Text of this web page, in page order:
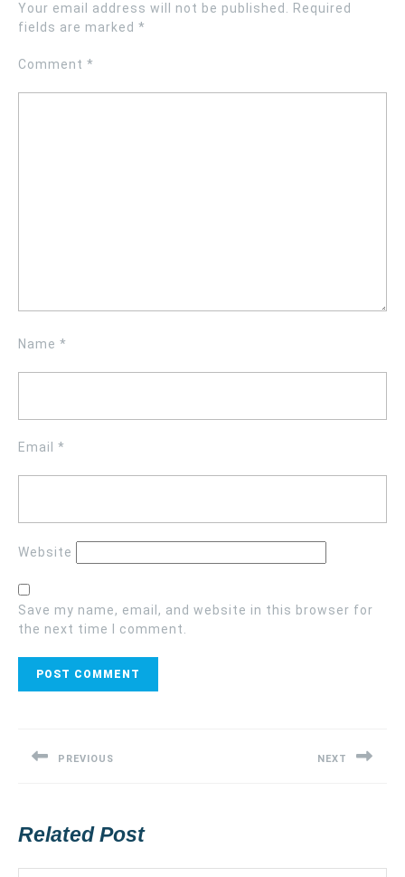
Your email address will not be published. Required
fields are marked *
Comment *
Name *
Email *
Website
Save my name, email, and website in this browser for
the next time I comment.
PREVIOUS NEXT
Related Post